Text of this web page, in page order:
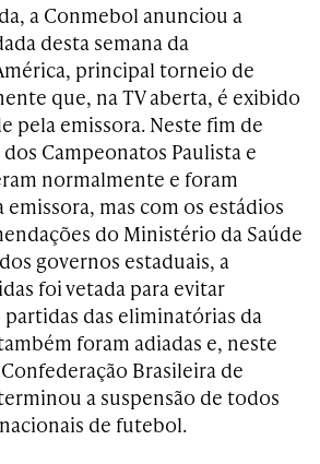
a Conmebol anunciou a
desta semana da
principal torneio de
que, na TV aberta, é exibido
pela emissora. Neste fim de
Campeonatos Paulista e
normalmente e foram
mas com os estádios
do Ministério da Saúde
governos estaduais, a
foi vetada para evitar
partidas das eliminatórias da
foram adiadas e, neste
Brasileira de
a suspensão de todos
de futebol.